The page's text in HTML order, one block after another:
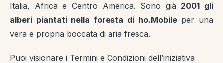
Italia, Africa e Centro America. Sono già 2001 gli
alberi piantati nella foresta di ho.Mobileper una
vera e propria boccata di aria fresca.
Puoi visionare i Termini e Condizioni dell’iniziativa